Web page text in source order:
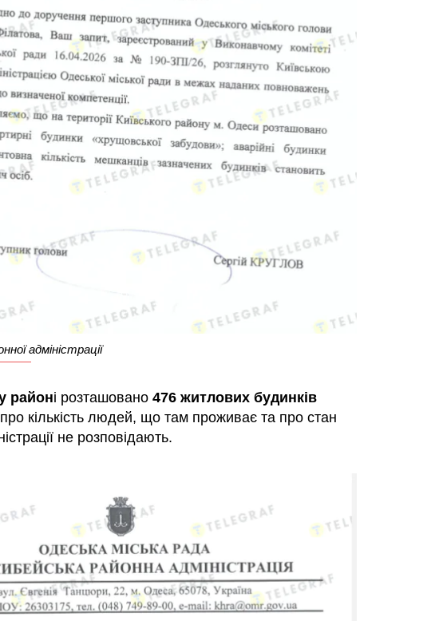
адміністрації
районі розташовано 476 житлових будинків
кількість людей, що там проживає та про стан
не розповідають.